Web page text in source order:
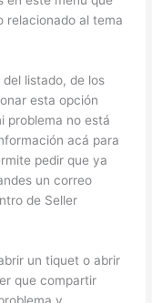
relacionado al tema
del listado, de los
esta opción
problema no está
acá para
pedir que ya
un correo
de Seller
un tiquet o abrir
que compartir
y